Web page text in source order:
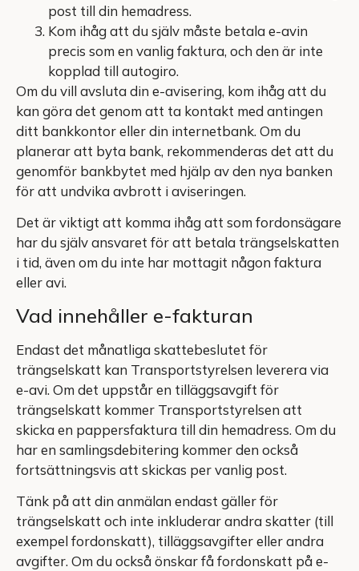
post till din hemadress.
Kom ihåg att du själv måste betala e-avin
precis som en vanlig faktura, och den är inte
kopplad till autogiro.
Om du vill avsluta din e-avisering, kom ihåg att du
kan göra det genom att ta kontakt med antingen
ditt bankkontor eller din internetbank. Om du
planerar att byta bank, rekommenderas det att du
genomför bankbytet med hjälp av den nya banken
för att undvika avbrott i aviseringen.
Det är viktigt att komma ihåg att som fordonsägare
har du själv ansvaret för att betala trängselskatten
i tid, även om du inte har mottagit någon faktura
eller avi.
Vad innehåller e-fakturan
Endast det månatliga skattebeslutet för
trängselskatt kan Transportstyrelsen leverera via
e-avi. Om det uppstår en tilläggsavgift för
trängselskatt kommer Transportstyrelsen att
skicka en pappersfaktura till din hemadress. Om du
har en samlingsdebitering kommer den också
fortsättningsvis att skickas per vanlig post.
Tänk på att din anmälan endast gäller för
trängselskatt och inte inkluderar andra skatter (till
exempel fordonskatt), tilläggsavgifter eller andra
avgifter. Om du också önskar få fordonskatt på e-